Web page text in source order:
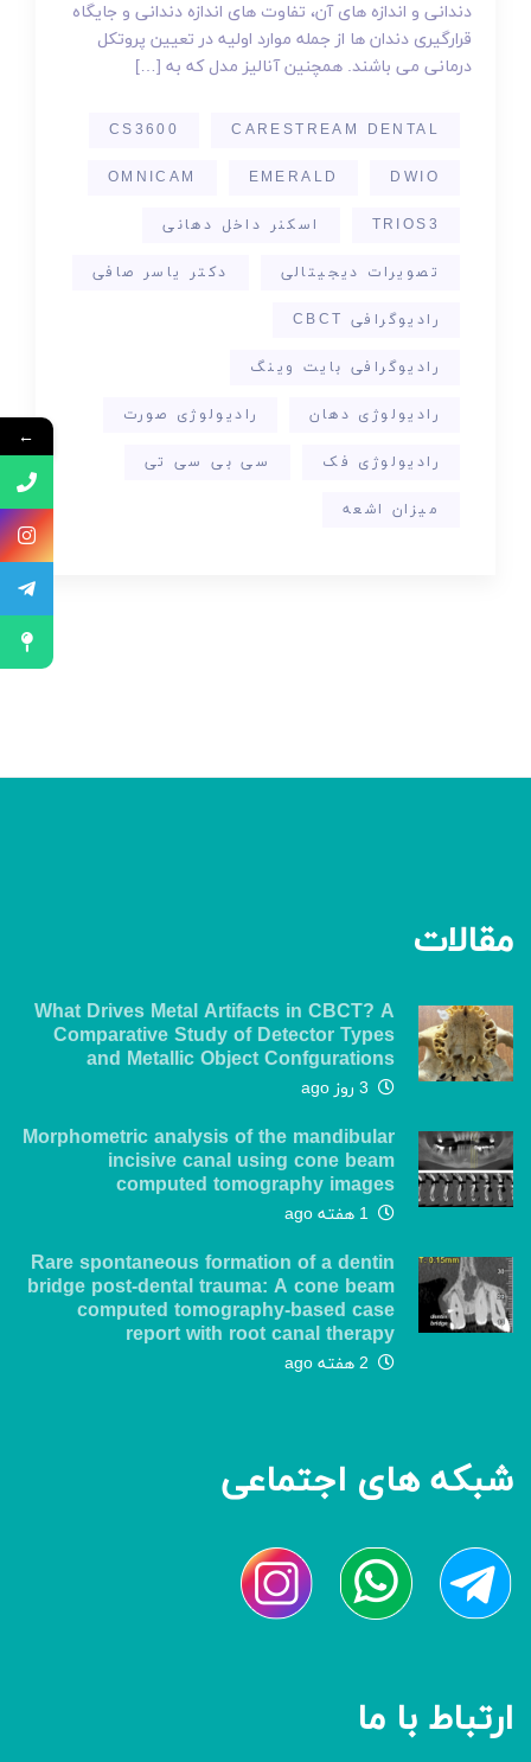
دندانی و اندازه های آن، تفاوت های اندازه دندانی و جایگاه
قرارگیری دندان ها از جمله موارد اولیه در تعیین پروتکل
درمانی می باشند. همچنین آنالیز مدل که به […]
CARESTREAM DENTAL
CS3600
DWIO
EMERALD
OMNICAM
TRIOS3 اسکنر داخل دهانی
تصویرات دیجیتالی دکتر یاسر صافی
رادیوگرافی CBCT
رادیوگرافی بایت وینگ
رادیولوژی دهان رادیولوژی صورت
رادیولوژی فک سی بی سی تی
میزان اشعه
مقالات
What Drives Metal Artifacts in CBCT? A
Comparative Study of Detector Types
and Metallic Object Confgurations
3 روز ago
Morphometric analysis of the mandibular
incisive canal using cone beam
computed tomography images
1 هفته ago
Rare spontaneous formation of a dentin
bridge post-dental trauma: A cone beam
computed tomography-based case
report with root canal therapy
2 هفته ago
شبکه های اجتماعی
ارتباط با ما
←